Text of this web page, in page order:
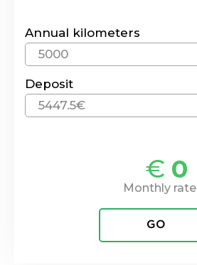
Annual kilometers
5000
Deposit
5447.5€
GO
€ 0
Monthly rate